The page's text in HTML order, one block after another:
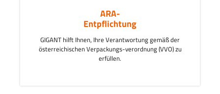
ARA-
Entpflichtung
GIGANT hilft Ihnen, Ihre Verantwortung gemäß der
österreichischen Verpackungs-verordnung (VVO) zu
erfüllen.